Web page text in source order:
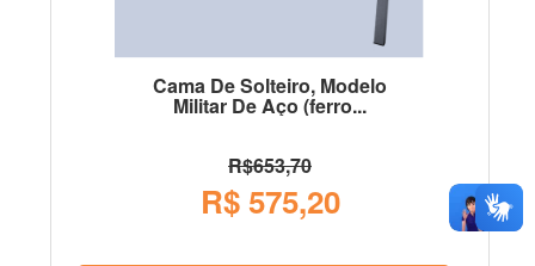
Cama De Solteiro, Modelo
Militar De Aço (ferro...
R$653,70
R$ 575,20